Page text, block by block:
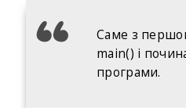
Саме з
main() і
програми.